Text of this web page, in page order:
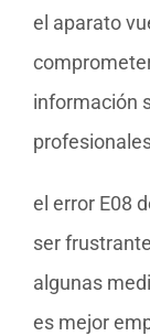
el aparato
información
el error E08
ser
algunas
es mejor